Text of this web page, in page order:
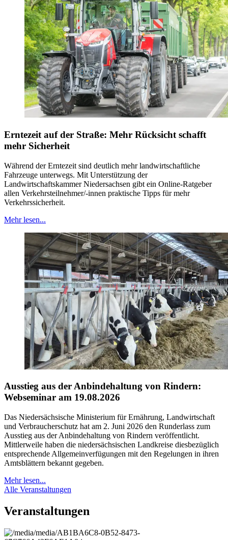
Erntezeit auf der Straße: Mehr Rücksicht schafft
mehr Sicherheit
Während der Erntezeit sind deutlich mehr landwirtschaftliche
Fahrzeuge unterwegs. Mit Unterstützung der
Landwirtschaftskammer Niedersachsen gibt ein Online-Ratgeber
allen Verkehrsteilnehmer/-innen praktische Tipps für mehr
Verkehrssicherheit.
Mehr lesen...
Ausstieg aus der Anbindehaltung von Rindern:
Webseminar am 19.08.2026
Das Niedersächsische Ministerium für Ernährung, Landwirtschaft
und Verbraucherschutz hat am 2. Juni 2026 den Runderlass zum
Ausstieg aus der Anbindehaltung von Rindern veröffentlicht.
Mittlerweile haben die niedersächsischen Landkreise diesbezüglich
entsprechende Allgemeinverfügungen mit den Regelungen in ihren
Amtsblättern bekannt gegeben.
Mehr lesen...
Alle Veranstaltungen
Veranstaltungen